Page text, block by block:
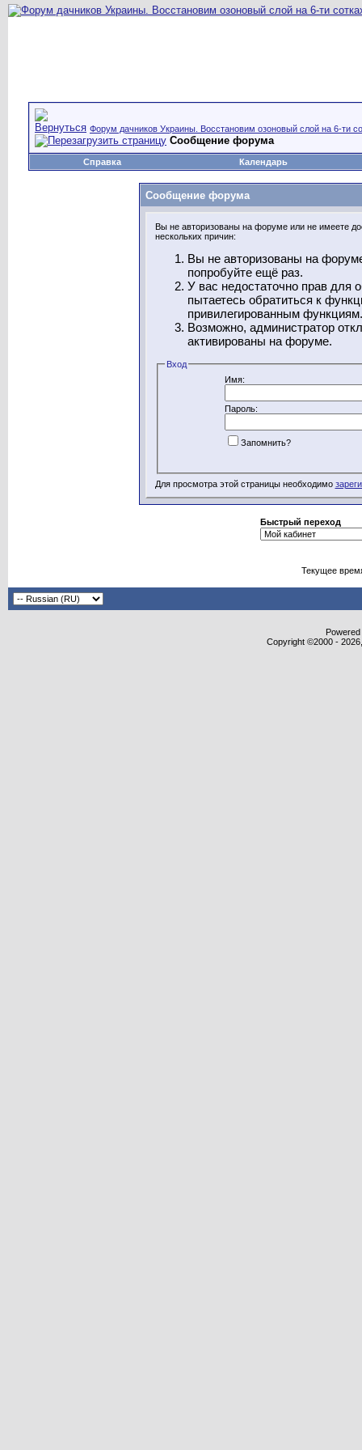
Форум дачников Украины. Восстановим озоновый слой на 6-ти
Сообщение форума
Справка Календарь
Сообщение форума
Вы не авторизованы на форуме или не имеете
нескольких причин:
Вы не авторизованы на
попробуйте ещё раз.
У вас недостаточно прав для
пытаетесь обратиться к
привилегированным функциям.
Возможно, администратор
активированы на форуме.
Вход
Имя:
Пароль:
Запомнить?
Для просмотра этой страницы необходимо
Быстрый переход
Текущее
Copyright ©2000 -